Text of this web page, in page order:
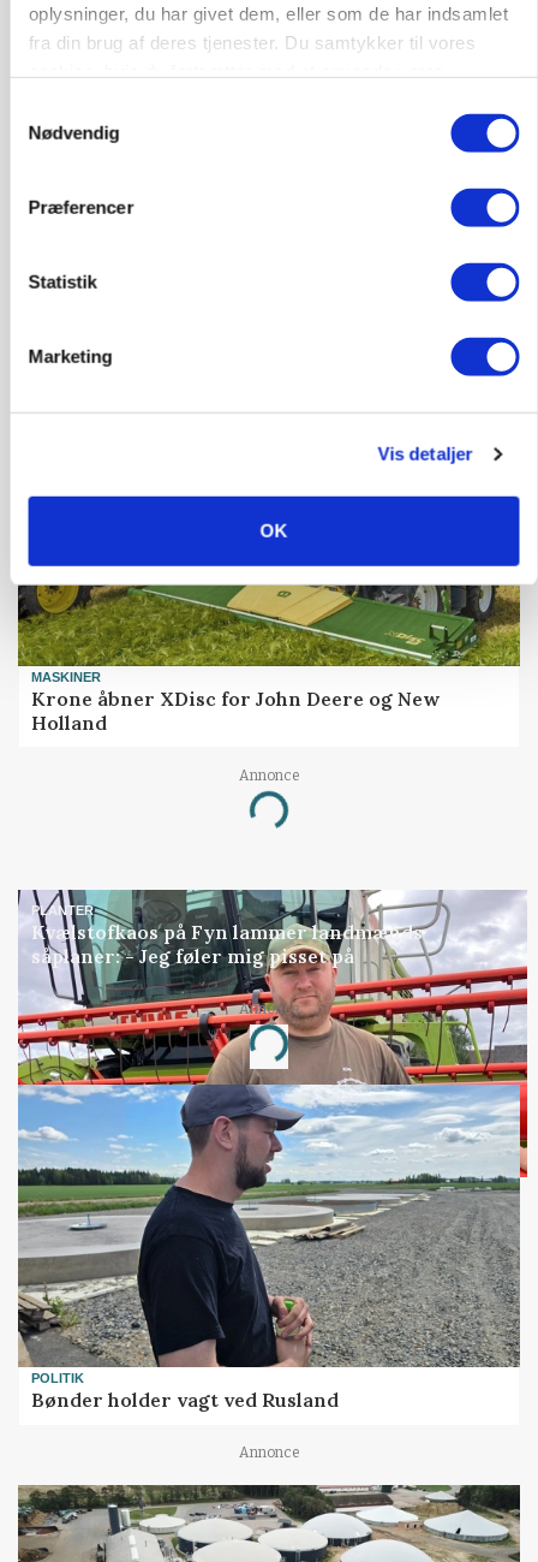
oplysninger, du har givet dem, eller som de har indsamlet
fra din brug af deres tjenester. Du samtykker til vores
Nødvendig
Præferencer
Statistik
Marketing
Vis detaljer
OK
BUSINESS
32.500 stipladser skifter slagteri: En af landets
Danish Crown
MASKINER
Krone åbner XDisc for John Deere og New
Holland
Annonce
Loading...
PLANTER
Kvælstofkaos på Fyn lammer landmænds
såplaner: - Jeg føler mig pisset på
Annonce
Loading...
POLITIK
Bønder holder vagt ved Rusland
Annonce